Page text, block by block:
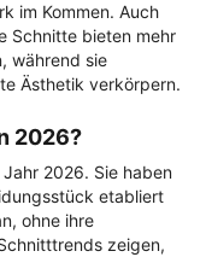
im Kommen. Auch
Schnitte bieten mehr
während sie
Ästhetik verkörpern.
2026?
2026. Sie haben
etabliert
ohne ihre
zeigen,